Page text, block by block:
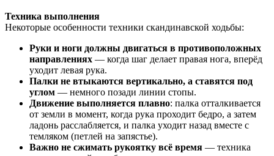
Техника выполнения
Некоторые особенности техники скандинавской ходьбы:
Руки и ноги должны двигаться в противоположных
направлениях — когда шаг делает правая нога, вперёд
уходит левая рука.
Палки не втыкаются вертикально, а ставятся под
углом — немного позади линии стопы.
Движение выполняется плавно: палка отталкивается
от земли в момент, когда рука проходит бедро, а затем
ладонь расслабляется, и палка уходит назад вместе с
темляком (петлей на запястье).
Важно не сжимать рукоятку всё время — техника